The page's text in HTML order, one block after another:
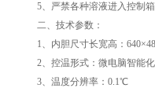
5、严禁各种溶液进入控制
二、技术参数：
1、内胆尺寸长宽高：
2、控温形式：微电脑智能
3、温度分辨率：0.1℃